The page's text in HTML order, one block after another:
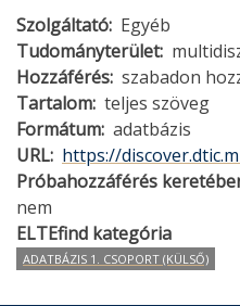
Szolgáltató Egyéb
Tudományterület
Hozzáférés szabadon
Tartalom teljes szöveg
Formátum adatbázis
URL https://
Próbahozzáférés
nem
ELTEfind kategória
ADATBÁZIS 1. CSOPORT (KÜLSŐ)